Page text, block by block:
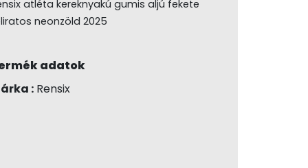
atléta kereknyakú gumis aljú fekete
neonzöld 2025
adatok
:Rensix